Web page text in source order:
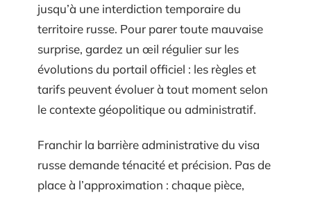
jusqu’à une interdiction temporaire du
territoire russe. Pour parer toute mauvaise
surprise, gardez un œil régulier sur les
évolutions du portail officiel : les règles et
tarifs peuvent évoluer à tout moment selon
le contexte géopolitique ou administratif.
Franchir la barrière administrative du visa
russe demande ténacité et précision. Pas de
place à l’approximation : chaque pièce,